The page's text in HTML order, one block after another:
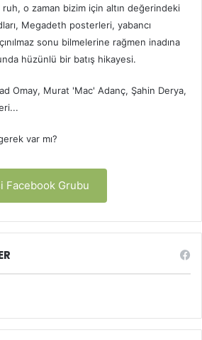
o zaman bizim için altın değerindeki
Megadeth posterleri, yabancı
sonu bilmelerine rağmen inadına
hüzünlü bir batış hikayesi.
Omay, Murat 'Mac' Adanç, Şahin Derya,
var mı?
Facebook Grubu